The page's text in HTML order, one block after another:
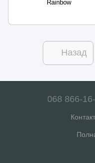
Rainbow
Назад
068 866-